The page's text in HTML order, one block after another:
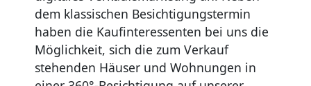
dem klassischen Besichtigungstermin
haben die Kaufinteressenten bei uns die
Möglichkeit, sich die zum Verkauf
stehenden Häuser und Wohnungen in